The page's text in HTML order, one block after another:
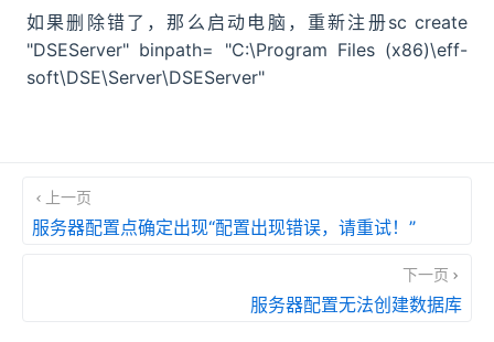
如果删除错了，那么启动电脑，重新注册sc create
"DSEServer" binpath= "C:\Program Files (x86)\eff-
soft\DSE\Server\DSEServer"
上一页
服务器配置点确定出现“配置出现错误，请重试！”
下一页
服务器配置无法创建数据库